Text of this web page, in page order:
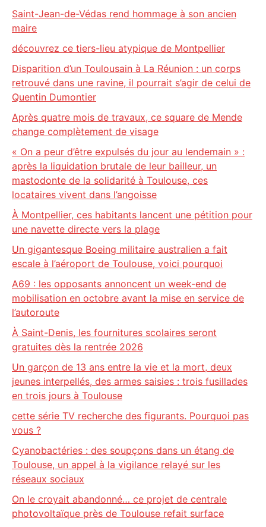
Saint-Jean-de-Védas rend hommage à son ancien
maire
découvrez ce tiers-lieu atypique de Montpellier
Disparition d’un Toulousain à La Réunion : un corps
retrouvé dans une ravine, il pourrait s’agir de celui de
Quentin Dumontier
Après quatre mois de travaux, ce square de Mende
change complètement de visage
« On a peur d’être expulsés du jour au lendemain » :
après la liquidation brutale de leur bailleur, un
mastodonte de la solidarité à Toulouse, ces
locataires vivent dans l’angoisse
À Montpellier, ces habitants lancent une pétition pour
une navette directe vers la plage
Un gigantesque Boeing militaire australien a fait
escale à l’aéroport de Toulouse, voici pourquoi
A69 : les opposants annoncent un week-end de
mobilisation en octobre avant la mise en service de
l’autoroute
À Saint-Denis, les fournitures scolaires seront
gratuites dès la rentrée 2026
Un garçon de 13 ans entre la vie et la mort, deux
jeunes interpellés, des armes saisies : trois fusillades
en trois jours à Toulouse
cette série TV recherche des figurants. Pourquoi pas
vous ?
Cyanobactéries : des soupçons dans un étang de
Toulouse, un appel à la vigilance relayé sur les
réseaux sociaux
On le croyait abandonné… ce projet de centrale
photovoltaïque près de Toulouse refait surface